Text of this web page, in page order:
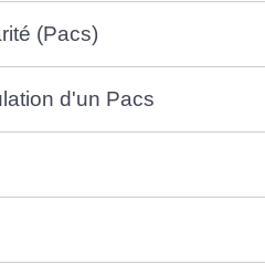
(Pacs)
d'un Pacs